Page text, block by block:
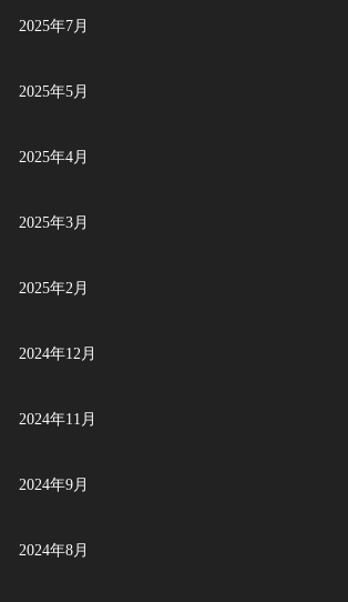
2025年7月
2025年5月
2025年4月
2025年3月
2025年2月
2024年12月
2024年11月
2024年9月
2024年8月